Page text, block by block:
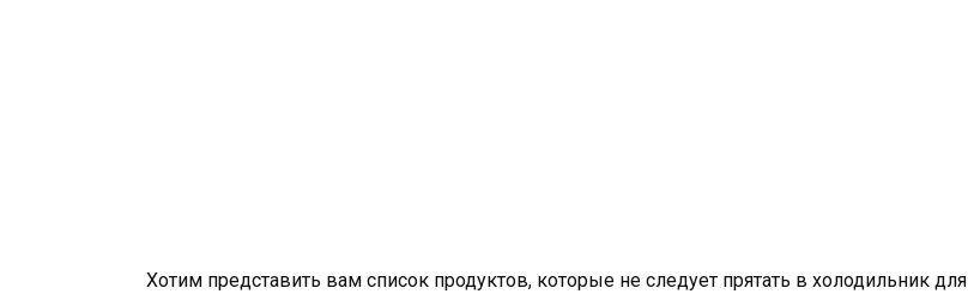
Хотим представить вам список продуктов, которые не следует прятать в холодильник для